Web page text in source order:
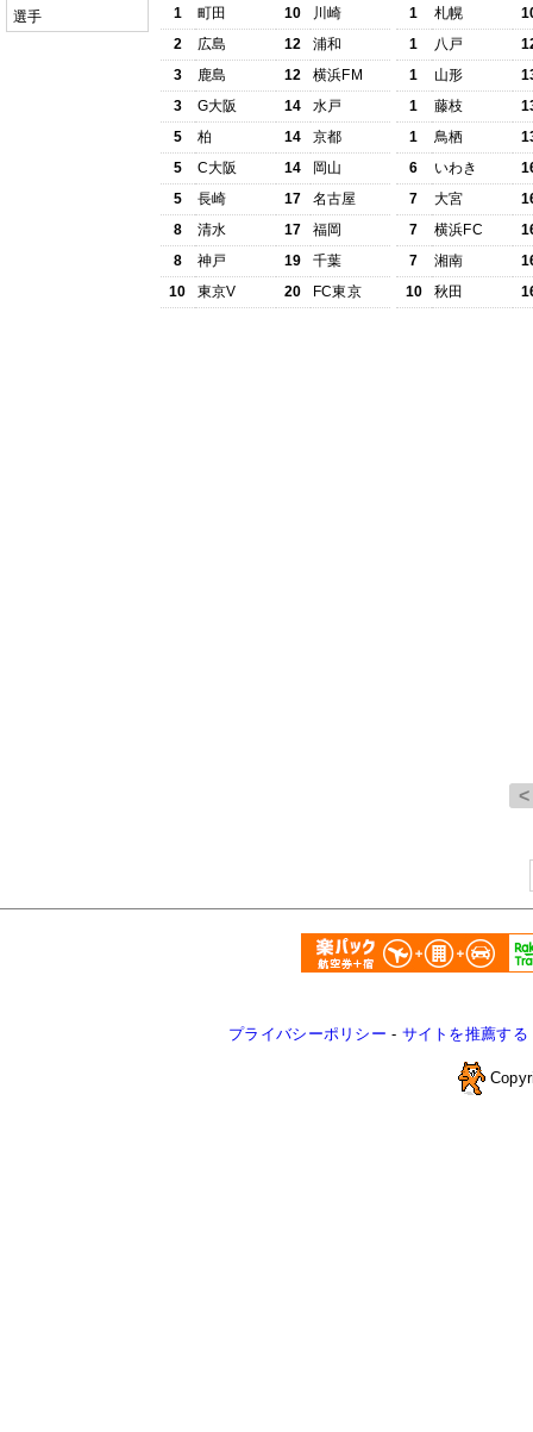
選手
1 町田 10
川崎
2
広島 12
浦和
3
鹿島 12
横浜FM
3
G大阪 14
水戸
5
柏 14
京都
5
C大阪 14
岡山
5
長崎 17
名古屋
8
清水 17
福岡
8
神戸 19
千葉
10
東京V 20 FC東京
1 札幌
1
八戸
1
山形
1
藤枝
1
鳥栖
6
いわき
7
大宮
7
横浜FC
7
湘南
10
秋田
プライバシーポリシー - サイトを推薦する